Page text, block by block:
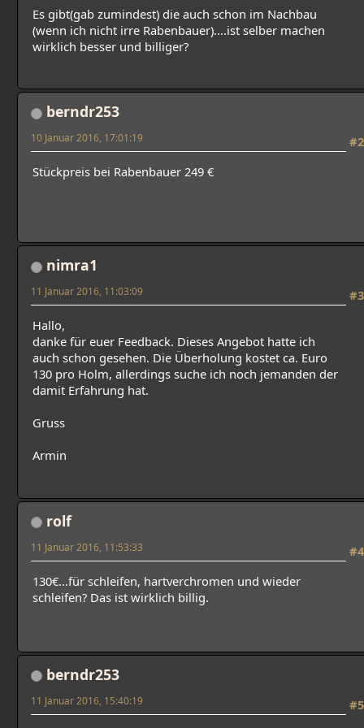
Es gibt(gab zumindest) die auch schon im Nachbau
(wenn ich nicht irre Rabenbauer)....ist selber machen
wirklich besser und billiger?
berndr253
#2
10 Januar 2016, 17:01:19
Stückpreis bei Rabenbauer 249 €
nimra1
#3
11 Januar 2016, 11:03:09
Hallo,
danke für euer Feedback. Dieses Angebot hatte ich
auch schon gesehen. Die Überholung kostet ca. Euro
130 pro Holm, allerdings suche ich noch jemanden der
damit Erfahrung hat.
Gruss
Armin
rolf
#4
11 Januar 2016, 11:53:33
130€...für schleifen, hartverchromen und wieder
schleifen? Das ist wirklich billig.
berndr253
#5
11 Januar 2016, 15:40:19